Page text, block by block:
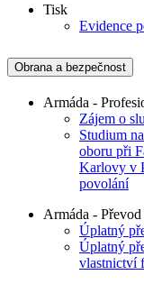
Tisk
Evidence
Obrana a bezpečnost
Armáda -
Zájem o
Studium
oboru při
Karlovy v
povolání
Armáda -
Úplatný
Úplatný
vlastnictví